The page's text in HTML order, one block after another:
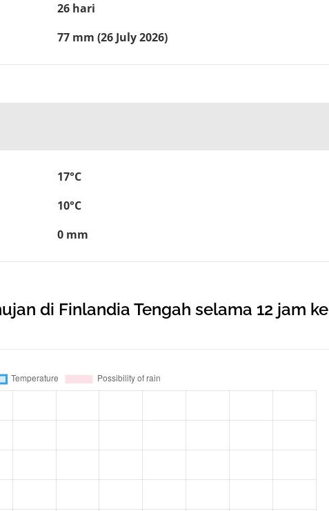
26 hari
77 mm (26 July 2026)
17°C
10°C
0 mm
di Finlandia Tengah selama 12 jam ke